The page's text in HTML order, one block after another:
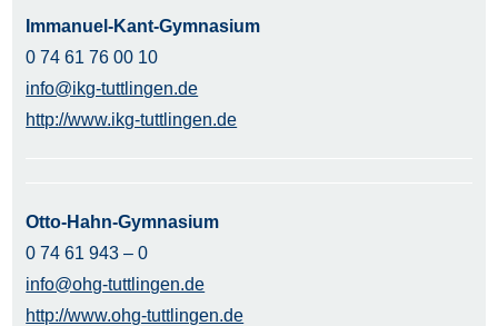
Immanuel-Kant-Gymnasium
0 74 61 76 00 10
info@ikg-tuttlingen.de
http://www.ikg-tuttlingen.de
Otto-Hahn-Gymnasium
0 74 61 943 – 0
info@ohg-tuttlingen.de
http://www.ohg-tuttlingen.de